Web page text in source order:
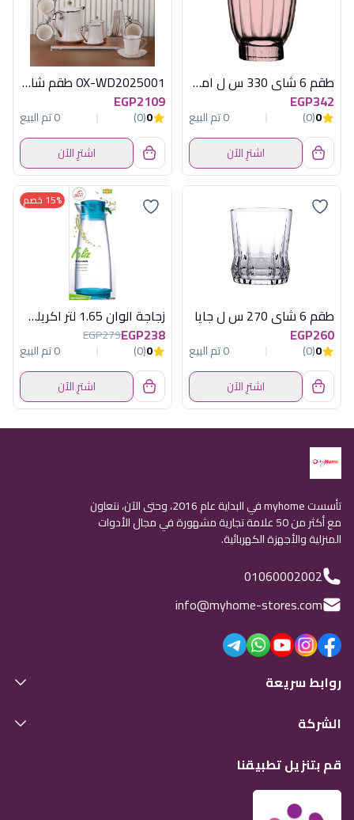
طقم 6 شاى 330 س ل امورى بينك
EGP342
0
(0)
0 تم البيع
اشترِ الآن
OX-WD2025001 طقم شاى 15ق بورسلين فضى
EGP2109
0
(0)
0 تم البيع
اشترِ الآن
طقم 6 شاى 270 س ل جايا
EGP260
0
(0)
0 تم البيع
اشترِ الآن
15% خصم
زجاجة الوان 1.65 لتر اكريلك تايوانى
EGP238
EGP279
0
(0)
0 تم البيع
اشترِ الآن
تأسست myhome في البداية عام 2016، وحتى الآن، نتعاون
مع أكثر من 50 علامة تجارية مشهورة في مجال الأدوات
المنزلية والأجهزة الكهربائية.
01060002002
info@myhome-stores.com
روابط سريعة
الشركة
قم بتنزيل تطبيقنا